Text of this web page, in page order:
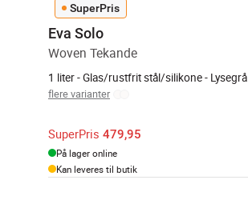
SuperPris
Eva Solo
Woven Tekande
1 liter - Glas/rustfrit stål/silikone - Lysegrå
flere varianter
SuperPris 479,95
På lager online
Kan leveres til butik